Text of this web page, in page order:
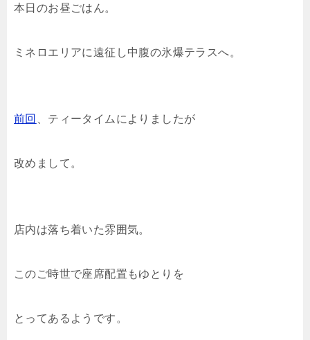
本日のお昼ごはん。
ミネロエリアに遠征し中腹の氷爆テラスへ。
前回 、ティータイムによりましたが
改めまして。
店内は落ち着いた雰囲気。
このご時世で座席配置もゆとりを
とってあるようです。